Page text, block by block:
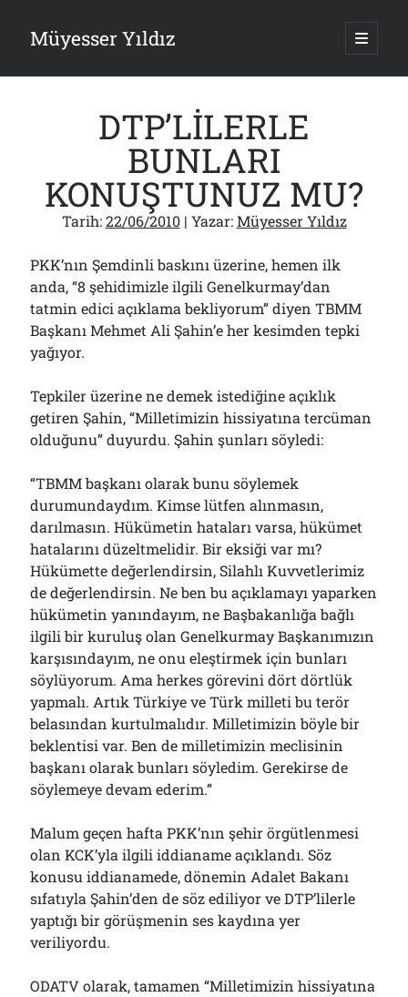
Müyesser Yıldız ana
Yan
Menü
Son Yazılar
Asırlık Devlete Bir Haftada Yeni Gömlek Biçilecek Öyle mi?!..
09/08/2026
Gazi’den Milletvekillerine Kurşun Gibi Sözler!..
07/08/2026
Türkiye 2.0’a Gidiş!..
05/08/2026
15 Temmuz Soruları… Nasuh Mahruki’nin “Suçu”!..
03/08/2026
Arşivler
Arşivler
DTP’LİLERLE
BUNLARI
KONUŞTUNUZ MU?
Tarih:22/06/2010| Yazar:Müyesser Yıldız
PKK’nın Şemdinli baskını üzerine, hemen ilk
anda, “8 şehidimizle ilgili Genelkurmay’dan
tatmin edici açıklama bekliyorum” diyen TBMM
Başkanı Mehmet Ali Şahin’e her kesimden tepki
yağıyor.
Tepkiler üzerine ne demek istediğine açıklık
getiren Şahin, “Milletimizin hissiyatına tercüman
olduğunu” duyurdu. Şahin şunları söyledi:
“TBMM başkanı olarak bunu söylemek
durumundaydım. Kimse lütfen alınmasın,
darılmasın. Hükümetin hataları varsa, hükümet
hatalarını düzeltmelidir. Bir eksiği var mı?
Hükümette değerlendirsin, Silahlı Kuvvetlerimiz
de değerlendirsin. Ne ben bu açıklamayı yaparken
hükümetin yanındayım, ne Başbakanlığa bağlı
ilgili bir kuruluş olan Genelkurmay Başkanımızın
karşısındayım, ne onu eleştirmek için bunları
söylüyorum. Ama herkes görevini dört dörtlük
yapmalı. Artık Türkiye ve Türk milleti bu terör
belasından kurtulmalıdır. Milletimizin böyle bir
beklentisi var. Ben de milletimizin meclisinin
başkanı olarak bunları söyledim. Gerekirse de
söylemeye devam ederim.”
Malum geçen hafta PKK’nın şehir örgütlenmesi
olan KCK’yla ilgili iddianame açıklandı. Söz
konusu iddianamede, dönemin Adalet Bakanı
sıfatıyla Şahin’den de söz ediliyor ve DTP’lilerle
yaptığı bir görüşmenin ses kaydına yer
veriliyordu.
ODATV olarak, tamamen “Milletimizin hissiyatına